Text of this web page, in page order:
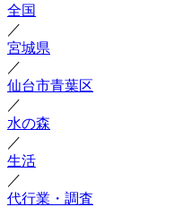
全国
／
宮城県
／
仙台市青葉区
／
水の森
／
生活
／
代行業・調査